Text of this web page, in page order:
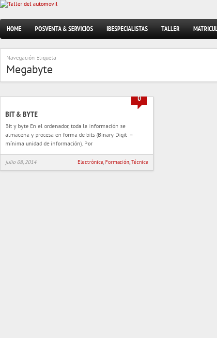
HOME POSVENTA & SERVICIOS IBESPECIALISTAS TALLER
Navegación Etiqueta
Megabyte
0
BIT & BYTE
Bit y byte En el ordenador, toda la información se
almacena y procesa en forma de bits (Binary Digit =
mínima unidad de información). Por
julio 08, 2014 Electrónica, Formación,Técnica